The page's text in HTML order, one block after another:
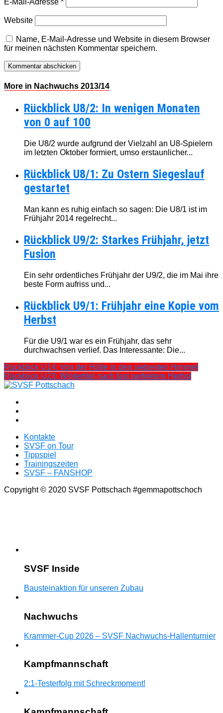
Website
Name, E-Mail-Adresse und Website in diesem Browser
für meinen nächsten Kommentar speichern.
More in Nachwuchs 2013/14
Rückblick U8/2: In wenigen Monaten
von 0 auf 100
Die U8/2 wurde aufgrund der Vielzahl an U8-Spielern
im letzten Oktober formiert, umso erstaunlicher...
Rückblick U8/1: Zu Ostern Siegeslauf
gestartet
Man kann es ruhig einfach so sagen: Die U8/1 ist im
Frühjahr 2014 regelrecht...
Rückblick U9/2: Starkes Frühjahr, jetzt
Fusion
Ein sehr ordentliches Frühjahr der U9/2, die im Mai ihre
beste Form aufriss und...
Rückblick U9/1: Frühjahr eine Kopie vom
Herbst
Für die U9/1 war es ein Frühjahr, das sehr
durchwachsen verlief. Das Interessante: Die...
Rückblick U14: Von der Hölle in den siebenten Himmel
Rückblick U23: Wintertitel nach fast perfektem Herbst
Kontakte
SVSF on Tour
Tippspiel
Trainingszeiten
SVSF – FANSHOP
Copyright © 2020 SVSF Pottschach #gemmapottschoch
SVSF Inside
Bausteinaktion für unseren Zubau
Nachwuchs
Krammer-Cup 2026 – SVSF Nachwuchs-Hallenturnier
Kampfmannschaft
2:1-Testerfolg mit Schreckmoment!